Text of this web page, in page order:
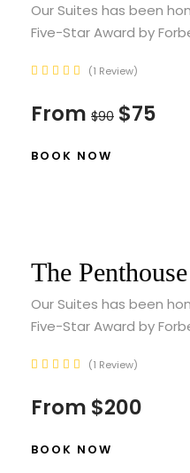
Our Suites has been
Five-Star Award by
1 Review
From $90 $75
BOOK NOW
The Penthouse
Our Suites has been
Five-Star Award by
1 Review
From $200
BOOK NOW